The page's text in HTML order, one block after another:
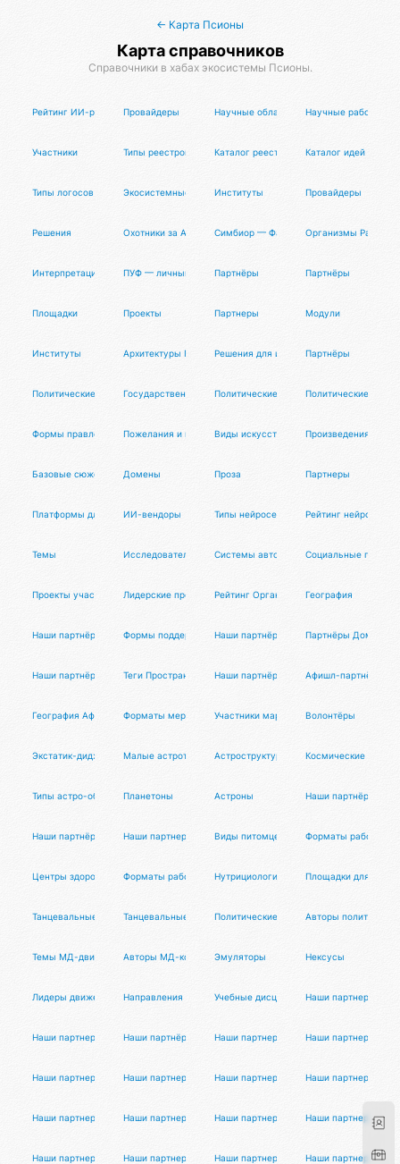
← Карта Псионы
Карта справочников
Справочники в хабах экосистемы Псионы.
Рейтинг ИИ-редакторов кода (IDE)
Провайдеры Научные области Научные работы
Участники Типы реестров советовКаталог реестров советовКаталог идей
Типы логосов Экосистемные логосыИнституты Провайдеры
Решения Охотники за Адской ПенойСимбиор — Фабрика ОМОрганизмы Разума
Интерпретации АкашиПУФ — личный циок Партнёры Партнёры
Площадки Проекты Партнеры Модули
Институты Архитектуры ПуфлераРешения для инференса нейросетей
Партнёры
Политические режимыГосударственные гео-модели
Политические роли Политические
Формы правления Пожелания и предложенияВиды искусств Произведения
Базовые сюжеты Домены Проза Партнеры
Платформы для ИИ-разработчиков
ИИ-вендоры Типы нейросетей Рейтинг нейросетей
Темы Исследователи Системы автоматизацииСоциальные
Проекты участниковЛидерские программыРейтинг Организаторов Афиста
География
Наши партнёры Формы поддержки Наши партнёры Партнёры Домиста
Наши партнёры Теги Пространств ДомистаНаши партнёры Афишл-партнёры
География Афиста ЛабФорматы мероприятийУчастники маркета Волонтёры
Экстатик-диджеи Малые астротела Астроструктуры Космические
Типы астро-объектовПланетоны Астроны Наши партнёры
Наши партнёры Наши партнеры Виды питомцев Форматы работы
Центры здоровья Форматы работы йога-мастеров
Нутрициологи Площадки для танц
Танцевальные проектыТанцевальные услугиПолитические темы Авторы
Темы МД-движения Авторы МД-контентаЭмуляторы Нексусы
Лидеры движения Направления коучингаУчебные дисциплиныНаши партнеры
Наши партнеры Наши партнёры Наши партнеры Наши партнеры
Наши партнеры Наши партнеры Наши партнеры Наши партнеры
Наши партнеры Наши партнеры Наши партнеры Наши партнеры
Наши партнеры Наши партнеры Наши партнеры Наши партнеры